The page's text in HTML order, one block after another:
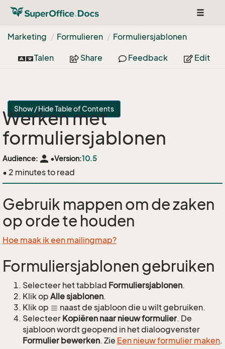
Toggle
Marketing
Formulieren Formuliersjablonen
Talen Share Feedback Edit
Show / Hide Table of Contents
Werken met
formuliersjablonen
Audience: person •Version:10.5
• 2 minutes to read
Gebruik mappen om de zaken
op orde te houden
Hoe maak ik een mailingmap?
Formuliersjablonen gebruiken
Selecteer het tabblad Formuliersjablonen.
Klik op Alle sjablonen.
Klik op
naast de sjabloon die u wilt gebruiken.
Selecteer Kopiëren naar nieuw formulier. De
sjabloon wordt geopend in het dialoogvenster
Formulier bewerken. Zie Een nieuw formulier maken.